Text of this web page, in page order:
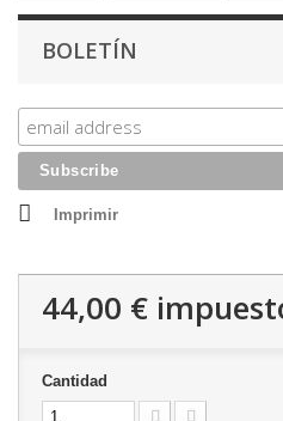
BOLETÍN
Imprimir
44,00 €
Cantidad